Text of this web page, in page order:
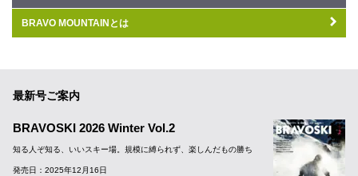
BRAVO MOUNTAINとは
最新号ご案内
BRAVOSKI 2026 Winter Vol.2
知る人ぞ知る、いいスキー場。規模に縛られず、楽しんだもの勝ち
発売日：2025年12月16日